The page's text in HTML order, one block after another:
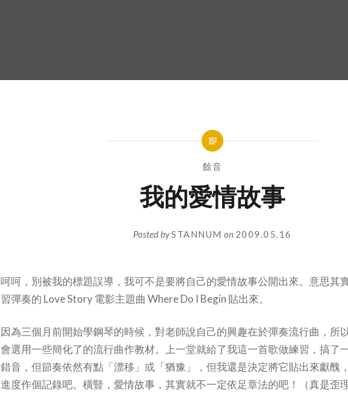
餘音
我的愛情故事
Posted bySTANNUM on 2009.05.16
呵呵，別被我的標題誤導，我可不是要將自己的愛情故事公開出來。意思其
習彈奏的 Love Story 電影主題曲 Where Do I Begin 貼出來。
因為三個月前開始學鋼琴的時候，對老師說自己的興趣在於彈奏流行曲，所
會選用一些簡化了的流行曲作教材。上一堂就給了我這一首歌做練習，搞了
錯音，但節奏依然有點「漂移」或「猶豫」，但我還是決定將它貼出來獻醜
進度作個記錄吧。橫豎，愛情故事，其實就不一定依足章法的吧！（真是歪